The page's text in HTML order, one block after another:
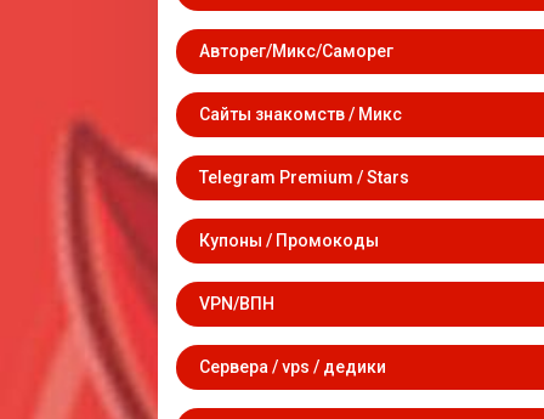
Авторег/Микс/Саморег
Сайты знакомств / Микс
Telegram Premium / Stars
Купоны / Промокоды
VPN/ВПН
Сервера / vps / дедики